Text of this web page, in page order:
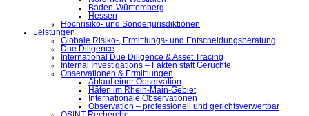
Baden-Württemberg
Hessen
Hochrisiko- und Sonderjurisdiktionen
Leistungen
Globale Risiko-, Ermittlungs- und Entscheidungsberatung
Due Diligence
International Due Diligence & Asset Tracing
Internal Investigations – Fakten statt Gerüchte
Observationen & Ermittlungen
Ablauf einer Observation
Häfen im Rhein-Main-Gebiet
Internationale Observationen
Observation – professionell und gerichtsverwertbar
OSINT-Recherche